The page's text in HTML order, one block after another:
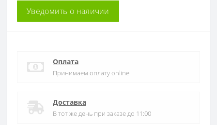
Уведомить о наличии
Оплата
Принимаем оплату online
Доставка
В тот же день при заказе до 11:00